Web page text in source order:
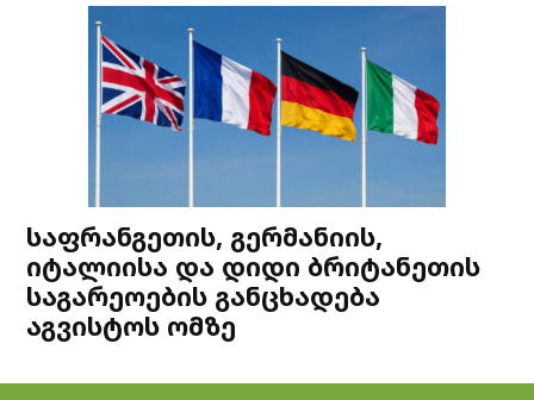
საფრანგეთის, გერმანიის,
იტალიისა და დიდი ბრიტანეთის
საგარეოების განცხადება
აგვისტოს ომზე